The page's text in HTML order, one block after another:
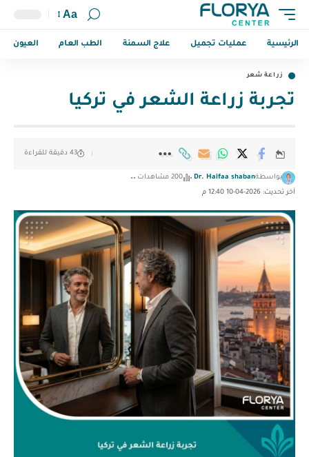
Aa
الرئيسية عمليات تجميل علاج السمنة الطب العام العيون
زراعة شعر
تجربة زراعة الشعر في تركيا
آخر تحديث: 2026-04-10 12:40 م
بواسطةDr. Haifaa shaban 200 مشاهدات
43 دقيقة للقراءة